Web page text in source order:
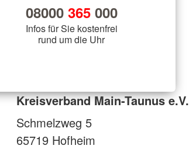
08000 365000
Infos für Sie kostenfrei
rund um die Uhr
Kreisverband Main-Taunus e.V.
Schmelzweg 5
65719 Hofheim